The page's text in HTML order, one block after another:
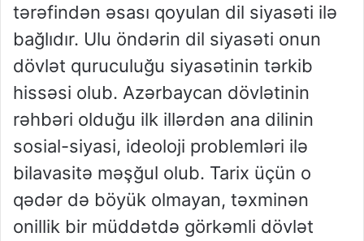
tərəfindən əsası qoyulan dil siyasəti ilə
bağlıdır. Ulu öndərin dil siyasəti onun
dövlət quruculuğu siyasətinin tərkib
hissəsi olub. Azərbaycan dövlətinin
rəhbəri olduğu ilk illərdən ana dilinin
sosial-siyasi, ideoloji problemləri ilə
bilavasitə məşğul olub. Tarix üçün o
qədər də böyük olmayan, təxminən
onillik bir müddətdə görkəmli dövlət